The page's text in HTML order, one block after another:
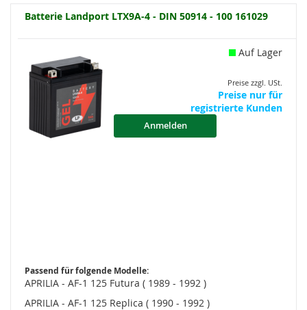
Batterie Landport LTX9A-4 - DIN 50914 - 100 161029
Auf Lager
Preise zzgl. USt.
Preise nur für
registrierte Kunden
Anmelden
Passend für folgende Modelle:
APRILIA - AF-1 125 Futura ( 1989 - 1992 )
APRILIA - AF-1 125 Replica ( 1990 - 1992 )